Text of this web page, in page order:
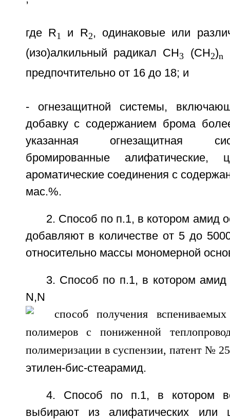
где R1 и R2, одинаковые или
(изо)алкильный радикал CH3 (CH2)n
предпочтительно от 16 до 18; и
- огнезащитной системы,
добавку с содержанием брома
указанная огнезащитная
бромированные алифатические,
ароматические соединения с
мас.%.
2. Способ по п.1, в котором амид
добавляют в количестве от 5 до
относительно массы мономерной
3. Способ по п.1, в котором амид
N,N
этилен-бис-стеарамид.
4. Способ по п.1, в котором
выбирают из алифатических или